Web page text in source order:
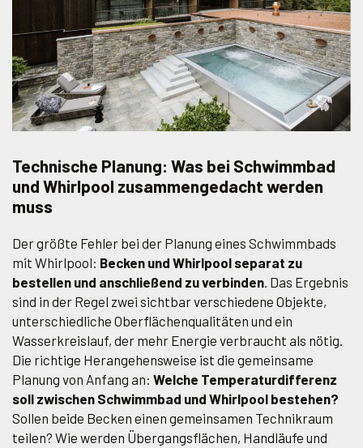
Technische Planung: Was bei Schwimmbad
und Whirlpool zusammengedacht werden
muss
Der größte Fehler bei der Planung eines Schwimmbads
mit Whirlpool: Becken und Whirlpool separat zu
bestellen und anschließend zu verbinden. Das Ergebnis
sind in der Regel zwei sichtbar verschiedene Objekte,
unterschiedliche Oberflächenqualitäten und ein
Wasserkreislauf, der mehr Energie verbraucht als nötig.
Die richtige Herangehensweise ist die gemeinsame
Planung von Anfang an: Welche Temperaturdifferenz
soll zwischen Schwimmbad und Whirlpool bestehen?
Sollen beide Becken einen gemeinsamen Technikraum
teilen? Wie werden Übergangsflächen, Handläufe und